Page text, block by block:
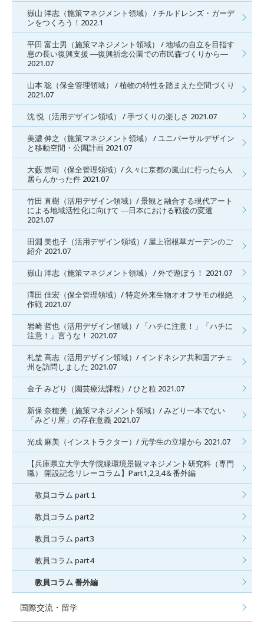
嶽山 洋志（施策マネジメント領域） / チルドレンズ・ガーデ
ンをつくろう！2022.1
平田 富士男（施策マネジメント領域） / 地域の自立を目指す
息の長い復興支援 ―復興祈念公園での市民森づくりから―
2021.07
山本 聡（保全管理領域） / 植物の特性を踏まえた空間づくり
2021.07
沈 悦（活用デザイン領域） / 手づくりの楽しさ 2021.07
美濃 伸之（施策マネジメント領域） / ユニバーサルデザイン
と移動空間・公園計画 2021.07
大藪 崇司（保全管理領域）/ 久々に京都の嵐山に行ったら人
居らんかった件 2021.07
竹田 直樹（活用デザイン領域）/ 景観と融合する現代アート
による地域活性化に向けて ―日本における戦後の変遷
2021.07
田淵 美也子（活用デザイン領域）/ 屋上宿根草ガーデンのご
紹介 2021.07
嶽山 洋志（施策マネジメント領域） / 外で遊ぼう！ 2021.07
澤田 佳宏（保全管理領域）/ 特定外来生物オオフサモの根絶
作戦 2021.07
岩崎 哲也（活用デザイン領域）/ 「ハチに注意！」「ハチに
注意！」言うな！ 2021.07
札埜 高志（活用デザイン領域）/ インドネシア共和国アチェ
州を訪問しました 2021.07
金子 みどり（園芸療法課程）/ ひと粒 2021.07
新保 奈穂美（施策マネジメント領域）/ みどり一本でない
「みどり屋」の存在意義 2021.07
光成 麻美（インストラクター）/ 元学生の立場から 2021.07
【兵庫県立大学大学院緑環境景観マネジメント研究科（専門
職） 開設記念リレーコラム】Part1,2,3,4＆番外編
教員コラム part１
教員コラム part2
教員コラム part3
教員コラム part4
教員コラム 番外編
国際交流・留学